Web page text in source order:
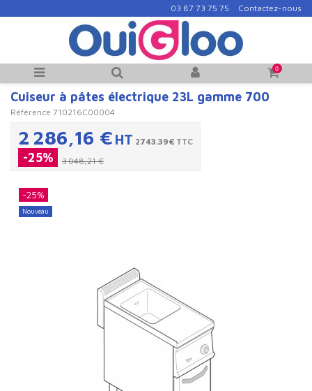
03 87 73 75 75 Contactez-nous
0
Cuiseur à pâtes électrique 23L gamme 700
Référence 710216C00004
2 286,16 € HT 2743.39€ TTC
-25% 3 048,21 €
-25%
Nouveau